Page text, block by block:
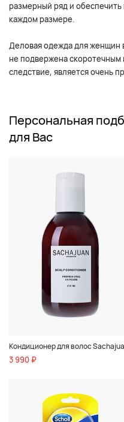
размерный ряд и
каждом размере.
Деловая одежда для женщин
не подвержена
следствие, является очень
Персональная
для Вас
Кондиционер для волос
3 990 ₽